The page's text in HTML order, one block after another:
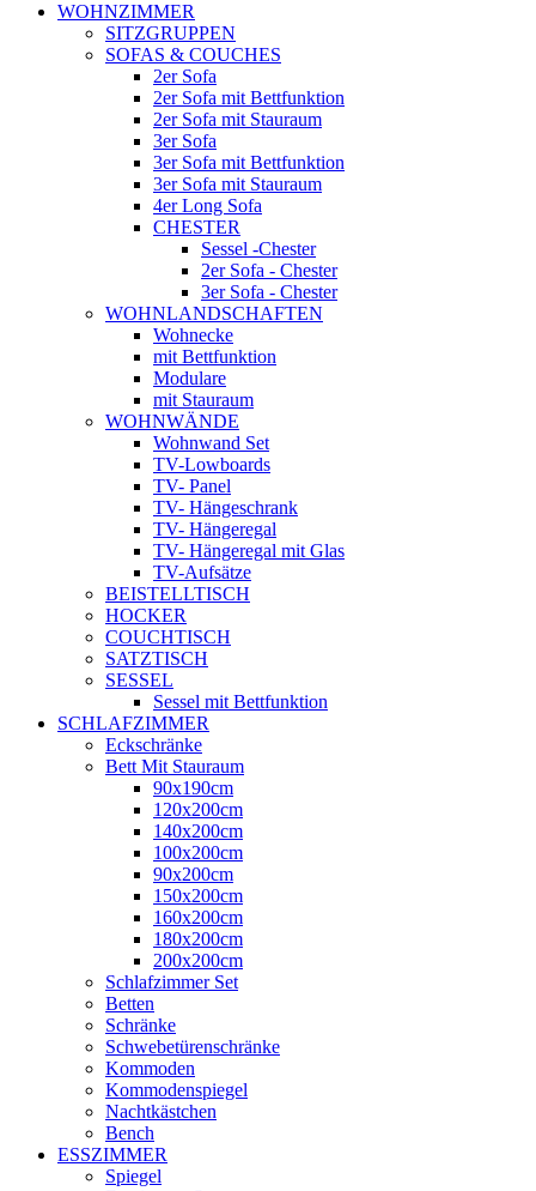
WOHNZIMMER
SITZGRUPPEN
SOFAS & COUCHES
2er Sofa
2er Sofa mit Bettfunktion
2er Sofa mit Stauraum
3er Sofa
3er Sofa mit Bettfunktion
3er Sofa mit Stauraum
4er Long Sofa
CHESTER
Sessel -Chester
2er Sofa - Chester
3er Sofa - Chester
WOHNLANDSCHAFTEN
Wohnecke
mit Bettfunktion
Modulare
mit Stauraum
WOHNWÄNDE
Wohnwand Set
TV-Lowboards
TV- Panel
TV- Hängeschrank
TV- Hängeregal
TV- Hängeregal mit Glas
TV-Aufsätze
BEISTELLTISCH
HOCKER
COUCHTISCH
SATZTISCH
SESSEL
Sessel mit Bettfunktion
SCHLAFZIMMER
Eckschränke
Bett Mit Stauraum
90x190cm
120x200cm
140x200cm
100x200cm
90x200cm
150x200cm
160x200cm
180x200cm
200x200cm
Schlafzimmer Set
Betten
Schränke
Schwebetürenschränke
Kommoden
Kommodenspiegel
Nachtkästchen
Bench
ESSZIMMER
Spiegel